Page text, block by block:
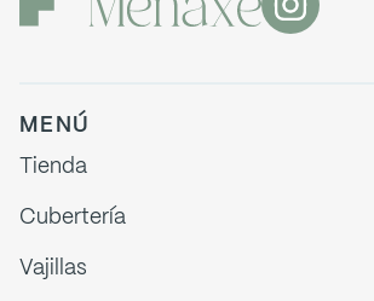
MENÚ
Tienda
Cubertería
Vajillas